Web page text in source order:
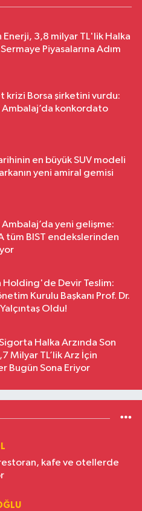
Enerji, 3,8 milyar TL'lik Halka
Piyasalarına Adım
krizi Borsa şirketini vurdu:
Ambalaj’da konkordato
en büyük SUV modeli
yeni amiral gemisi
Ambalaj’da yeni gelişme:
tüm BIST endekslerinden
Holding'de Devir Teslim:
Kurulu Başkanı Prof. Dr.
Oldu!
Halka Arzında Son
Milyar TL’lik Arz İçin
Bugün Sona Eriyor
kafe ve otellerde